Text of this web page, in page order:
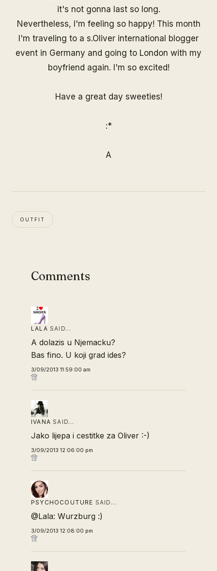
it's not gonna last so long.
Nevertheless, I'm feeling so happy! This month
I'm traveling to a s.Oliver international blogger
event in Germany and going to London with my
boyfriend again. I'm so excited!
Have a great day sweeties!
:*
A
OUTFIT
Comments
LALA SAID…
A dolazis u Njemacku?
Bas fino. U koji grad ides?
3/09/2013 11:59:00 am
IVANA SAID…
Jako lijepa i cestitke za Oliver :-)
3/09/2013 12:06:00 pm
PSYCHOCOUTURE SAID…
@Lala: Wurzburg :)
3/09/2013 12:08:00 pm